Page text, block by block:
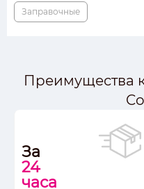
Заправочные
Преимущества
За
24
часа